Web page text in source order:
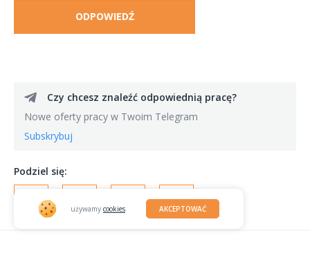
ODPOWIEDŹ
Czy chcesz znaleźć odpowiednią pracę?
Nowe oferty pracy w Twoim Telegram
Subskrybuj
Podziel się:
używamy cookies AKCEPTOWAĆ